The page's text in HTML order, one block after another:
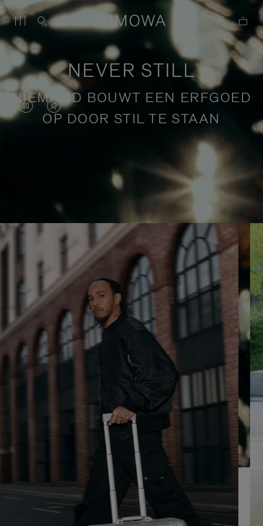
NEVER STILL
NIEMAND BOUWT EEN ERFGOED
OP DOOR STIL TE STAAN
DE
PAUZE,
DRUK
OP
OM
AF
TE
SPELEN
HET
VIDEO
IS
UITGESCHAKELD.
DRUK
HIER
OM
HET
DEMPEN
HEFFEN
Verhalen over bewust reizen